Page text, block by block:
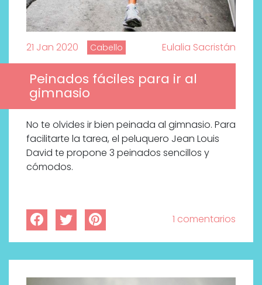
21 Jan 2020 Cabello Eulalia Sacristán
Peinados fáciles para ir al
gimnasio
No te olvides ir bien peinada al gimnasio. Para
facilitarte la tarea, el peluquero Jean Louis
David te propone 3 peinados sencillos y
cómodos.
1 comentarios